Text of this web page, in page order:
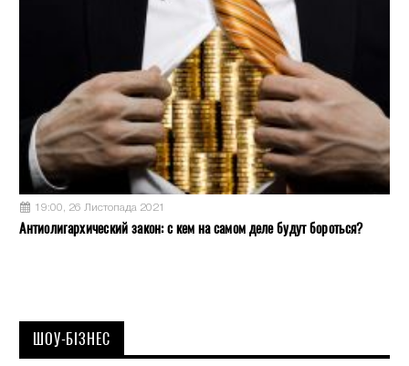
19:00, 26 Листопада 2021
Антиолигархический закон: с кем на самом деле будут бороться?
ШОУ-БІЗНЕС